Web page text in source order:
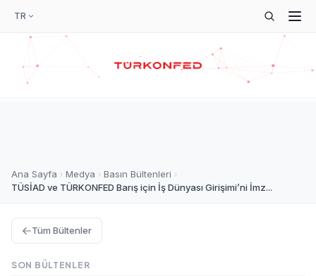
TR
Ana Sayfa Medya
Basın Bültenleri
TÜSİAD ve TÜRKONFED Barış için İş Dünyası Girişimi’ni İmz...
Tüm Bültenler
SON BÜLTENLER